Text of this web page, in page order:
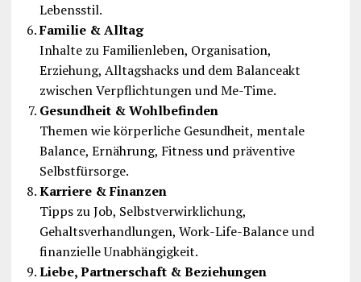
Lebensstil.
Familie & Alltag
Inhalte zu Familienleben, Organisation,
Erziehung, Alltagshacks und dem Balanceakt
zwischen Verpflichtungen und Me-Time.
Gesundheit & Wohlbefinden
Themen wie körperliche Gesundheit, mentale
Balance, Ernährung, Fitness und präventive
Selbstfürsorge.
Karriere & Finanzen
Tipps zu Job, Selbstverwirklichung,
Gehaltsverhandlungen, Work-Life-Balance und
finanzielle Unabhängigkeit.
Liebe, Partnerschaft & Beziehungen